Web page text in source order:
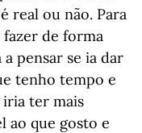
real ou não. Para
de forma
pensar se ia dar
tenho tempo e
iria ter mais
ao que gosto e